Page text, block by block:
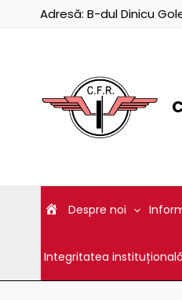
Adresă: B-dul Dinicu
Despre noi
Integritatea instituțională